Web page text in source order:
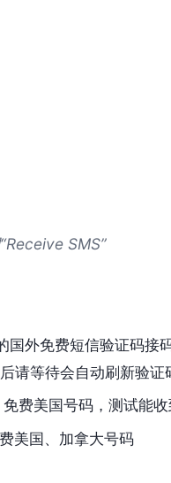
SMS”
国外免费短信验证码接
请等待会自动刷新验证
免费美国号码，测试能
美国、加拿大号码